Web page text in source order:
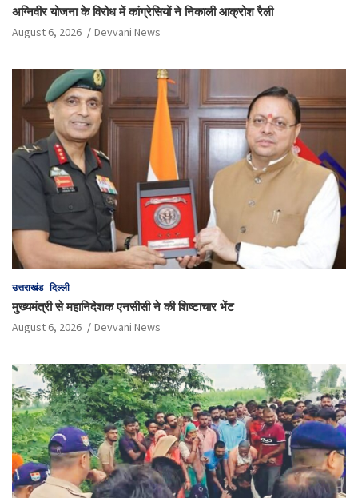
अग्निवीर योजना के विरोध में कांग्रेसियों ने निकाली आक्रोश रैली
August 6, 2026 Devvani News
उत्तराखंड दिल्ली
मुख्यमंत्री से महानिदेशक एनसीसी ने की शिष्टाचार भेंट
August 6, 2026 Devvani News